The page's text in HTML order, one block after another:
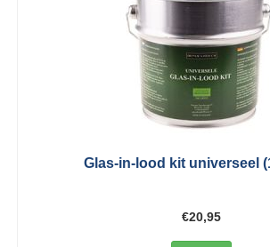
Glas-in-lood kit universeel
€20,95